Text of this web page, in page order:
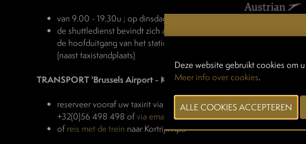
van 9.00 - 19.30u ; op dinsdag tot 18.30u
de shuttledienst bevindt zich aan de uitgang van
de hoofduitgang van het station
(naast taxistandplaats)
TRANSPORT 'Brussels Airport - Kortrijk Xpo'
reserveer vooraf uw taxirit via Taxi Leiedal:
+32(0)56 498 498 ofvia email
ofreis met de trein naar Kortrijk Xpo
ONTDEK DE
Deze website gebruikt cookies om
Meer info over cookies.